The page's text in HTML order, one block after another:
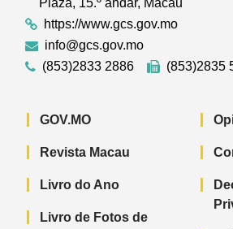
Plaza, 15.º andar, Macau
https://www.gcs.gov.mo
info@gcs.gov.mo
(853)2833 2886
(853)2835
GOV.MO
Revista Macau
Livro do Ano
Livro de Fotos de